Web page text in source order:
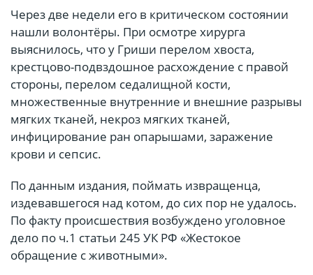
Через две недели его в критическом состоянии
нашли волонтёры. При осмотре хирурга
выяснилось, что у Гриши перелом хвоста,
крестцово-подвздошное расхождение с правой
стороны, перелом седалищной кости,
множественные внутренние и внешние разрывы
мягких тканей, некроз мягких тканей,
инфицирование ран опарышами, заражение
крови и сепсис.
По данным издания, поймать извращенца,
издевавшегося над котом, до сих пор не удалось.
По факту происшествия возбуждено уголовное
дело по ч.1 статьи 245 УК РФ «Жестокое
обращение с животными».